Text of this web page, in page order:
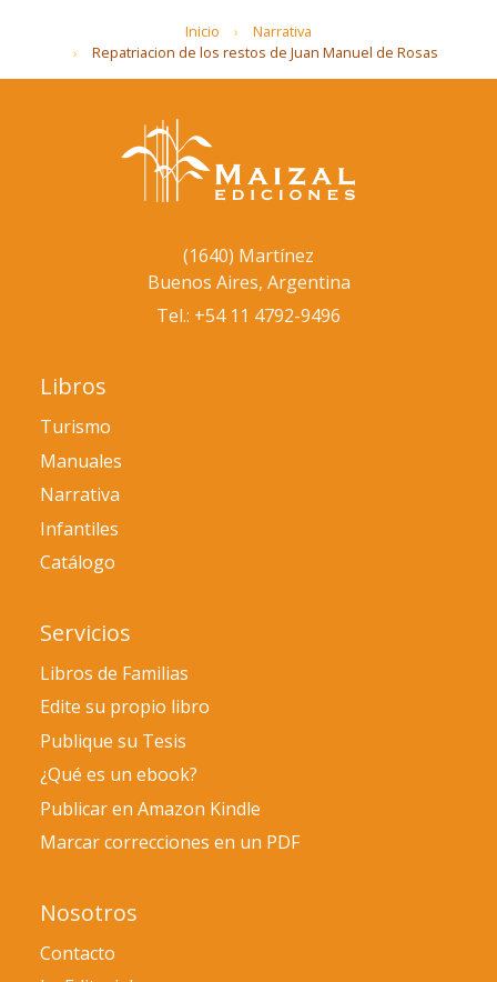
Inicio
Narrativa
Repatriacion de los restos de Juan Manuel de Rosas
(1640) Martínez
Buenos Aires, Argentina
Tel.: +54 11 4792-9496
Libros
Turismo
Manuales
Narrativa
Infantiles
Catálogo
Servicios
Libros de Familias
Edite su propio libro
Publique su Tesis
¿Qué es un ebook?
Publicar en Amazon Kindle
Marcar correcciones en un PDF
Nosotros
Contacto